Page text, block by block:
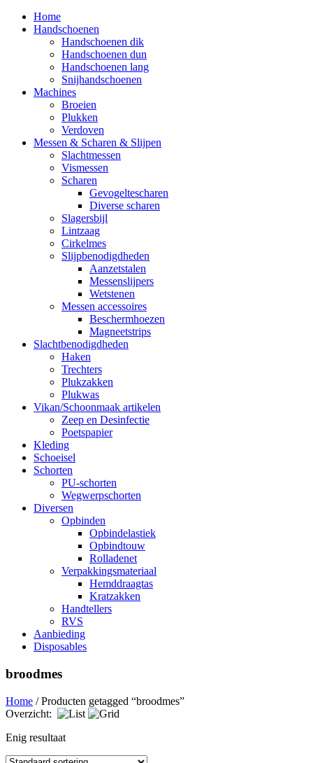
Home
Handschoenen
Handschoenen dik
Handschoenen dun
Handschoenen lang
Snijhandschoenen
Machines
Broeien
Plukken
Verdoven
Messen & Scharen & Slijpen
Slachtmessen
Vismessen
Scharen
Gevogeltescharen
Diverse scharen
Slagersbijl
Lintzaag
Cirkelmes
Slijpbenodigdheden
Aanzetstalen
Messenslijpers
Wetstenen
Messen accessoires
Beschermhoezen
Magneetstrips
Slachtbenodigdheden
Haken
Trechters
Plukzakken
Plukwas
Vikan/Schoonmaak artikelen
Zeep en Desinfectie
Poetspapier
Kleding
Schoeisel
Schorten
PU-schorten
Wegwerpschorten
Diversen
Opbinden
Opbindelastiek
Opbindtouw
Rolladenet
Verpakkingsmateriaal
Hemddraagtas
Kratzakken
Handtellers
RVS
Aanbieding
Disposables
broodmes
Home / Producten getagged “broodmes”
Overzicht:
Enig resultaat